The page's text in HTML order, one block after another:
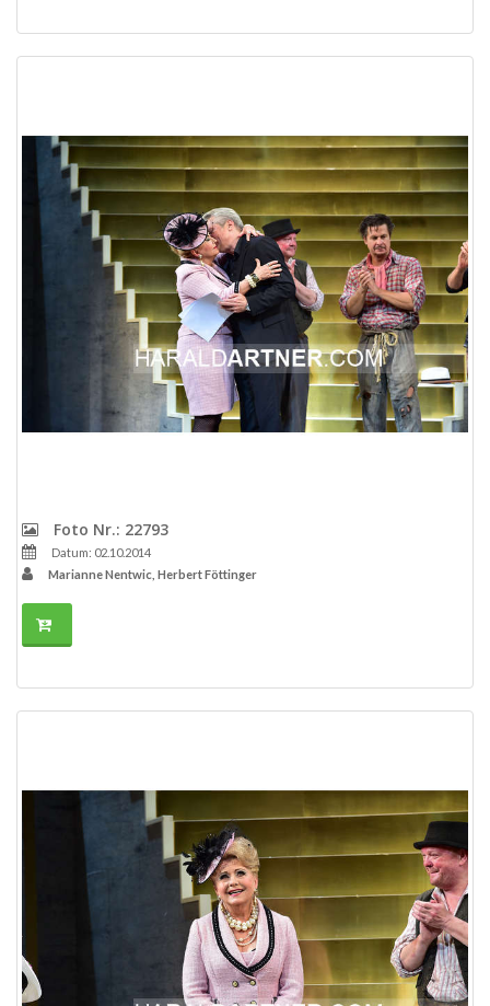
Foto Nr.: 22793
Datum: 02.10.2014
Marianne Nentwic, Herbert Föttinger